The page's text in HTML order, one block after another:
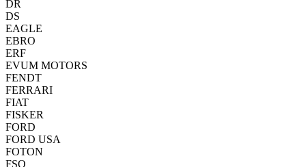
DR
DS
EAGLE
EBRO
ERF
EVUM MOTORS
FENDT
FERRARI
FIAT
FISKER
FORD
FORD USA
FOTON
FSO